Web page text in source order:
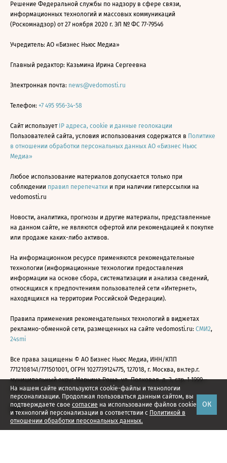
На нашем сайте используются cookie-файлы и технологии
персонализации. Продолжая пользоваться данным сайтом, вы
подтверждаете свое согласие на использование файлов cookie
и технологий персонализации в соответствии с Политикой в
отношении обработки персональных данных.
ОК
Решение Федеральной службы по надзору в сфере связи,
информационных технологий и массовых коммуникаций
(Роскомнадзор) от 27 ноября 2020 г. ЭЛ № ФС 77-79546
Учредитель: АО «Бизнес Ньюс Медиа»
Главный редактор: Казьмина Ирина Сергеевна
Электронная почта: news@vedomosti.ru
Телефон: +7 495 956-34-58
Сайт использует IP адреса, cookie и данные геолокации
Пользователей сайта, условия использования содержатся в Политике
в отношении обработки персональных данных АО «Бизнес Ньюс
Медиа»
Любое использование материалов допускается только при
соблюдении правил перепечатки и при наличии гиперссылки на
vedomosti.ru
Новости, аналитика, прогнозы и другие материалы, представленные
на данном сайте, не являются офертой или рекомендацией к покупке
или продаже каких-либо активов.
На информационном ресурсе применяются рекомендательные
технологии (информационные технологии предоставления
информации на основе сбора, систематизации и анализа сведений,
относящихся к предпочтениям пользователей сети «Интернет»,
находящихся на территории Российской Федерации).
Правила применения рекомендательных технологий в виджетах
рекламно-обменной сети, размещенных на сайте vedomosti.ru: СМИ2,
24smi
Все права защищены © АО Бизнес Ньюс Медиа, ИНН/КПП
7712108141/771501001, ОГРН 1027739124775, 127018, г. Москва, вн.тер.г.
муниципальный округ Марьина Роща, ул. Полковая, д. 3, стр. 1 1999—
2026